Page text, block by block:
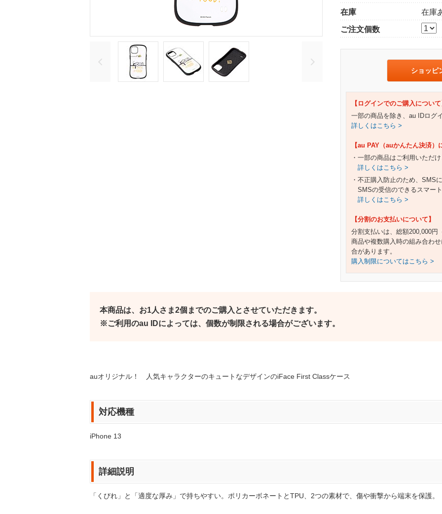
在庫
在庫
ご注文個数
ショッピ
【ログインでのご購入について
一部の商品を除き、au IDログ
詳しくはこちら >
【au PAY（auかんたん決済）
・一部の商品はご利用いただ
詳しくはこちら >
・不正購入防止のため、SMS
SMSの受信のできるスマー
詳しくはこちら >
【分割のお支払いについて】
分割支払いは、総額200,000円
商品や複数購入時の組み合わ
合があります。
購入制限についてはこちら >
本商品は、お1人さま2個までのご購入とさせていただきます。
※ご利用のau IDによっては、個数が制限される場合がございます。
auオリジナル！ 人気キャラクターのキュートなデザインのiFace First Classケース
対応機種
iPhone 13
詳細説明
「くびれ」と「適度な厚み」で持ちやすい。ポリカーボネートとTPU、2つの素材で、傷や衝撃から端末を保護。